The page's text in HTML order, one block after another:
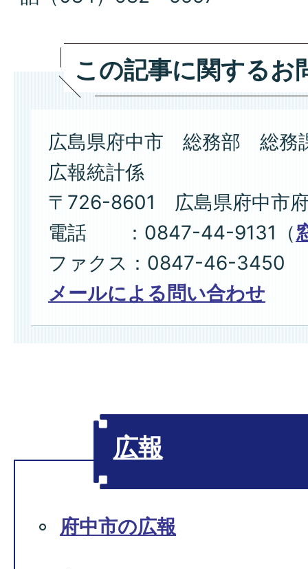
この記事に関するお
広島県府中市 総務部 総務
広報統計係
〒726-8601 広島県府中市
電話 ：0847-44-9131（
ファクス：0847-46-3450
メールによる問い合わせ
広報
府中市の広報